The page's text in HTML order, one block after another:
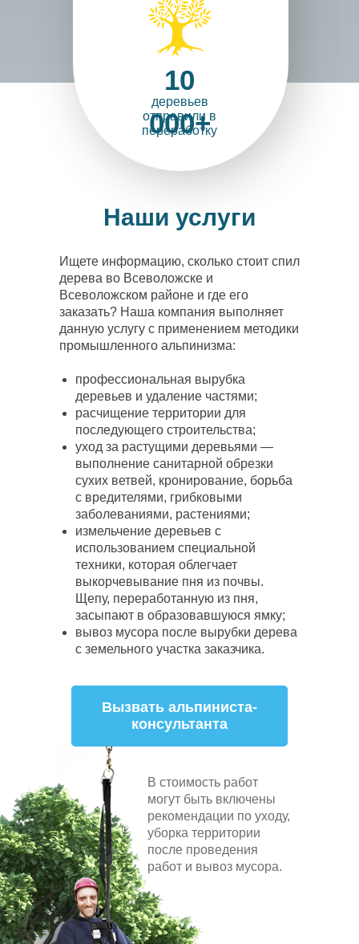
деревьев
отправили в
переработку
10
000+
Ищете информацию, сколько стоит спил
дерева во Всеволожске и
Всеволожском районе и где его
заказать? Наша компания выполняет
данную услугу с применением методики
промышленного альпинизма:
профессиональная вырубка
деревьев и удаление частями;
расчищение территории для
последующего строительства;
уход за растущими деревьями —
выполнение санитарной обрезки
сухих ветвей, кронирование, борьба
с вредителями, грибковыми
заболеваниями, растениями;
измельчение деревьев с
использованием специальной
техники, которая облегчает
выкорчевывание пня из почвы.
Щепу, переработанную из пня,
засыпают в образовавшуюся ямку;
вывоз мусора после вырубки дерева
с земельного участка заказчика.
Вызвать альпиниста-
консультанта
В стоимость работ
могут быть включены
рекомендации по уходу,
уборка территории
после проведения
работ и вывоз мусора.
Наши услуги
валка деревьев спил деревьев удаление
деревьев
деревьев обрезка веток деревьев